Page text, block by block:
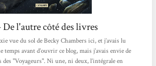
De l'autre côté des livres
vue du sol de Becky Chambers ici, et j’avais lu
temps avant d’ouvrir ce blog, mais j’avais envie de
des "Voyageurs". Ni une, ni deux, l’intégrale en